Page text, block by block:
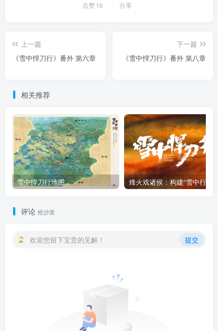
点赞16 分享
上一篇
《雪中悍刀行》番外 第六章
下一篇
《雪中悍刀行》番外 第八章
相关推荐
雪中悍刀行地图
评论 抢沙发
欢迎您留下宝贵的见解！ 提交